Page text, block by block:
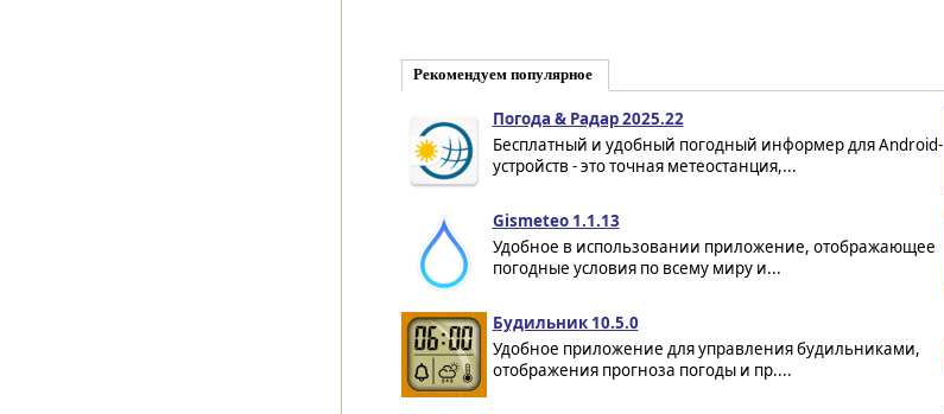
Рекомендуем популярное
Погода & Радар 2025.22
Бесплатный и удобный погодный информер для Android-
устройств - это точная метеостанция,...
Gismeteo 1.1.13
Удобное в использовании приложение, отображающее
погодные условия по всему миру и...
Будильник 10.5.0
Удобное приложение для управления будильниками,
отображения прогноза погоды и пр....